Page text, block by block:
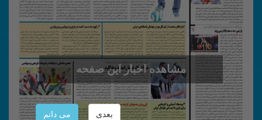
مشاهده اخبار این صفحه
بعدی می دانم